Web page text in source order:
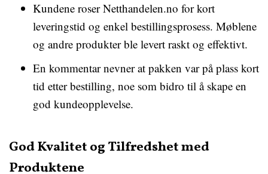
Kundene roser Netthandelen.no for kort
leveringstid og enkel bestillingsprosess. Møblene
og andre produkter ble levert raskt og effektivt.
En kommentar nevner at pakken var på plass kort
tid etter bestilling, noe som bidro til å skape en
god kundeopplevelse.
God Kvalitet og Tilfredshet med
Produktene